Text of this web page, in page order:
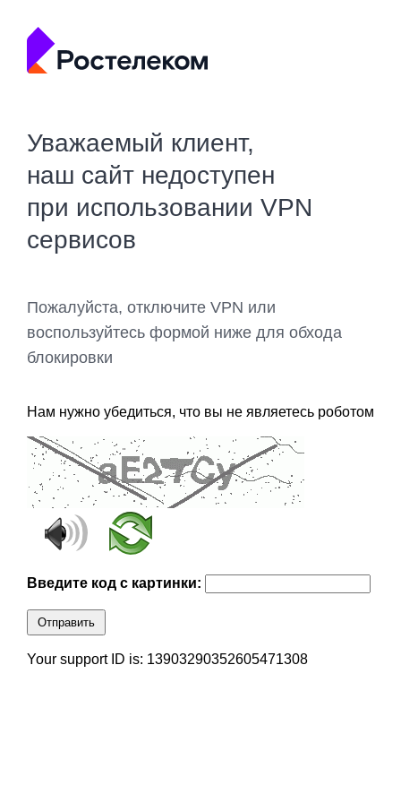
Уважаемый клиент,
наш сайт недоступен
при использовании VPN
сервисов
Пожалуйста, отключите VPN или
воспользуйтесь формой ниже для обхода
блокировки
Нам нужно убедиться, что вы не являетесь роботом
Введите код с картинки:
Отправить
Your support ID is: 13903290352605471308